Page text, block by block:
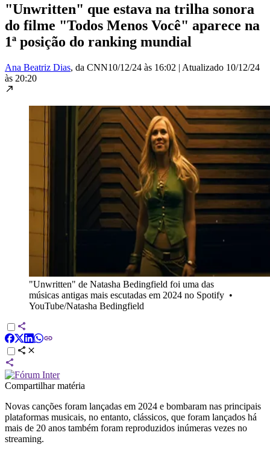
"Unwritten" que estava na trilha sonora
do filme "Todos Menos Você" aparece na
1ª posição do ranking mundial
Ana Beatriz Dias, da CNN10/12/24 às 16:02 | Atualizado 10/12/24
às 20:20
"Unwritten" de Natasha Bedingfield foi uma das
músicas antigas mais escutadas em 2024 no Spotify •
YouTube/Natasha Bedingfield
Compartilhar matéria
Novas canções foram lançadas em 2024 e bombaram nas principais
plataformas musicais, no entanto, clássicos, que foram lançados há
mais de 20 anos também foram reproduzidos inúmeras vezes no
streaming.